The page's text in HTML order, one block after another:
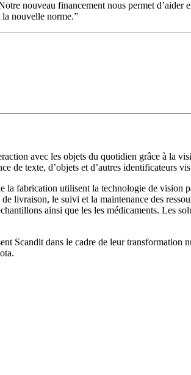
nouveau financement nous permet d’aider
la nouvelle norme.”
avec les objets du quotidien grâce à la
de texte, d’objets et d’autres identificateurs
la fabrication utilisent la technologie de
livraison, le suivi et la maintenance des
ainsi que les les médicaments. Les
Scandit dans le cadre de leur